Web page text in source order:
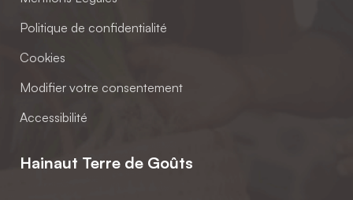
Politique de confidentialité
Cookies
Modifier votre consentement
Accessibilité
Hainaut Terre de Goûts